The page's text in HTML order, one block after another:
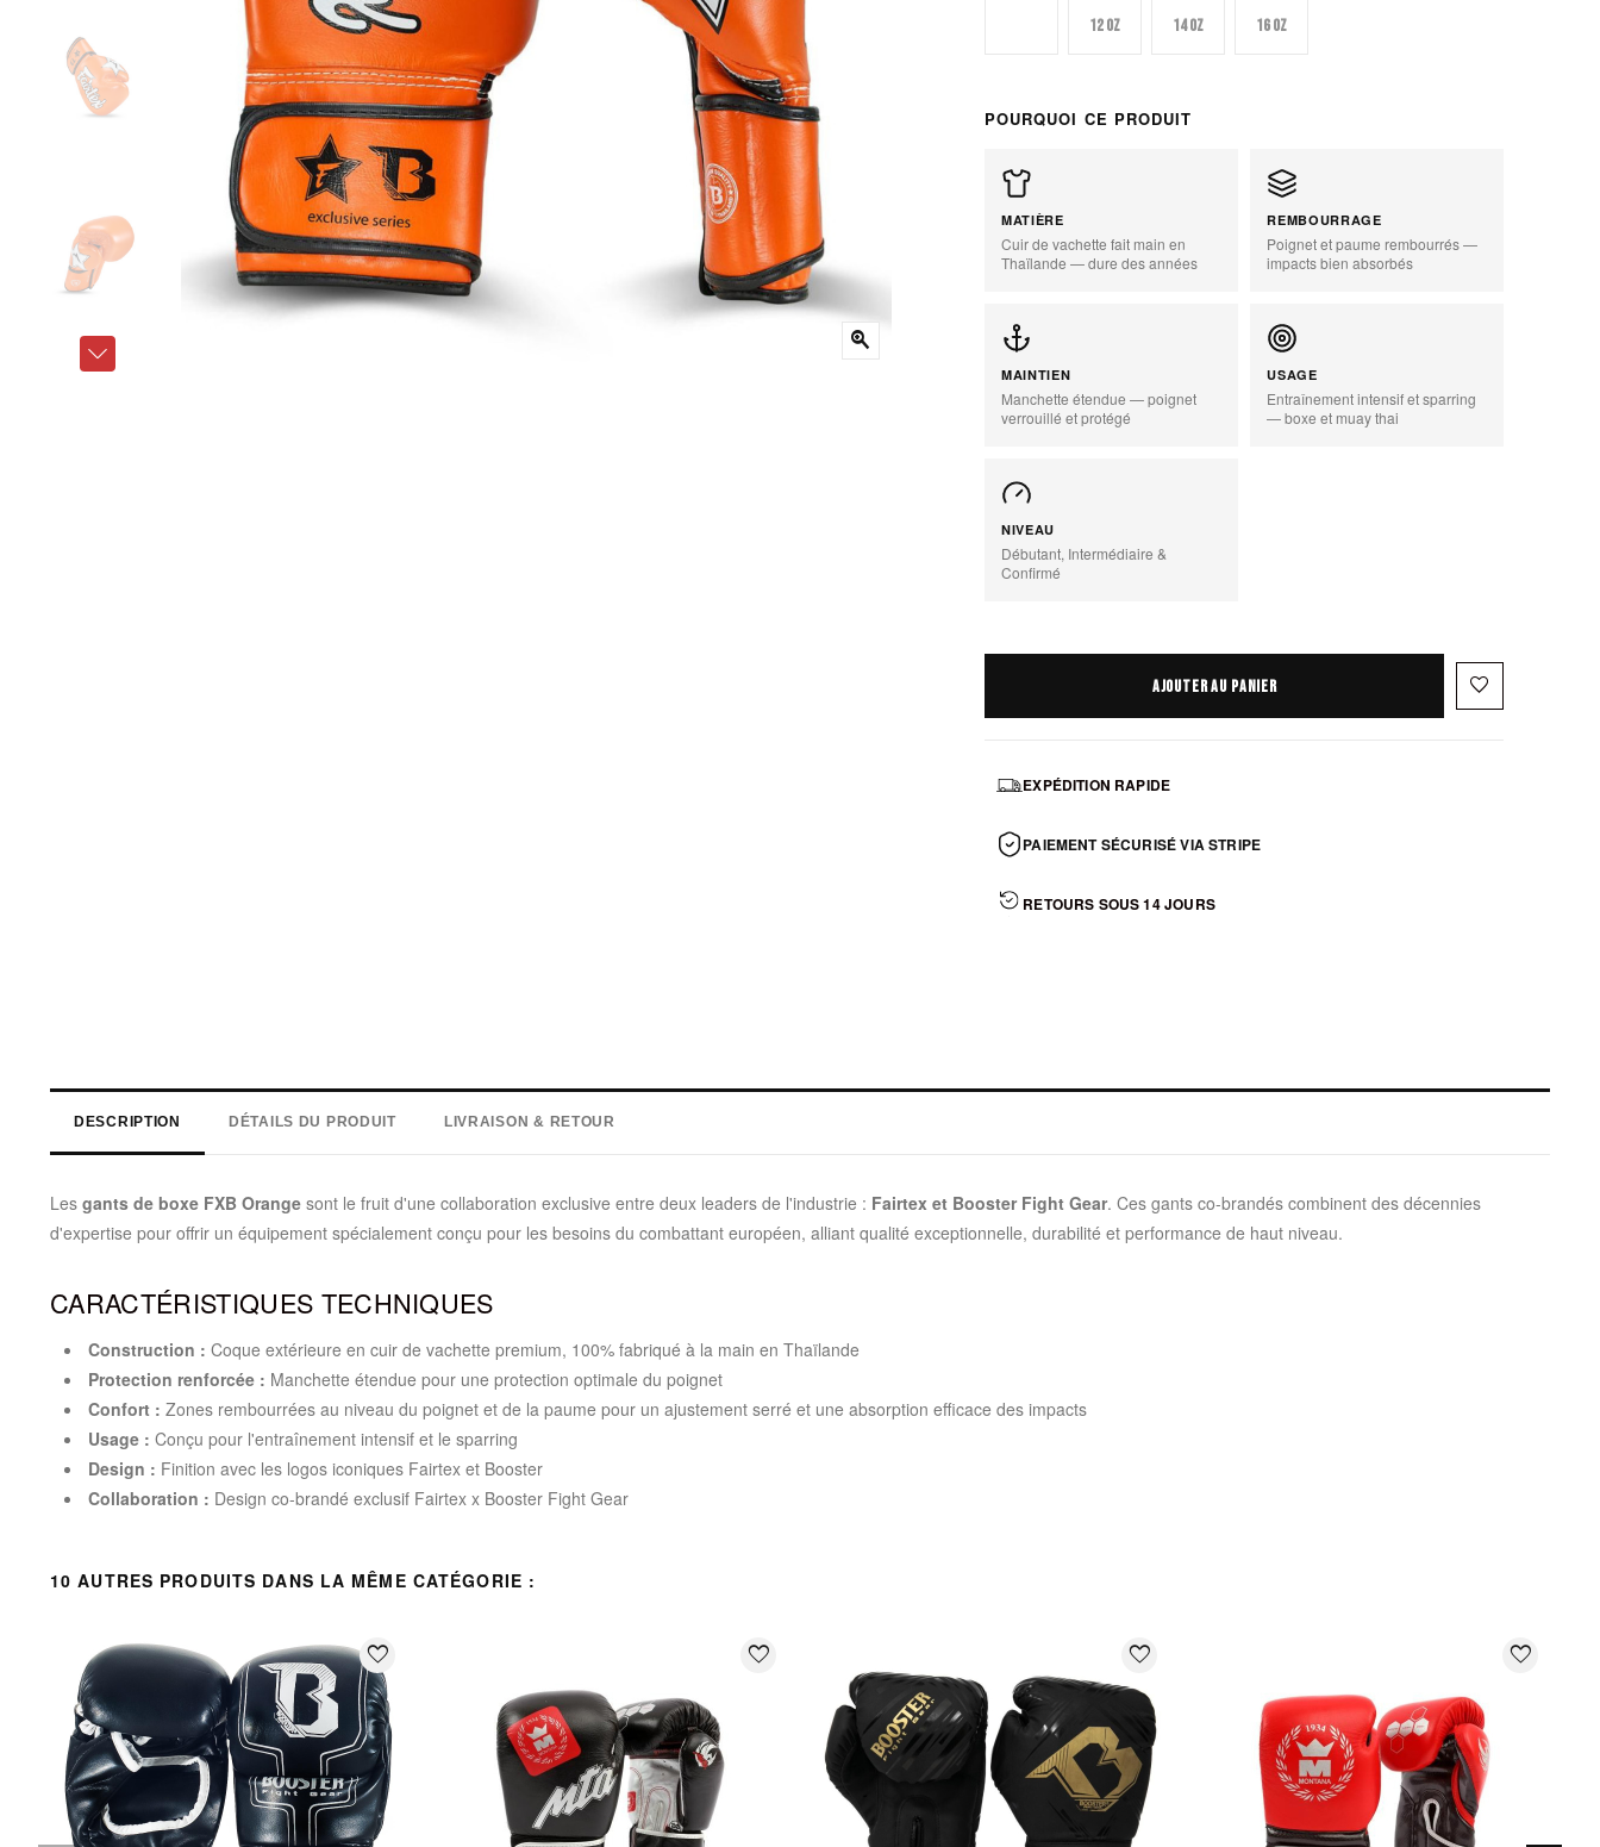
zoom_in
12 oz 14 oz 16 oz
POURQUOI CE PRODUIT
MATIÈRE
Cuir de vachette fait main en
Thaïlande — dure des années
REMBOURRAGE
Poignet et paume rembourrés —
impacts bien absorbés
MAINTIEN
Manchette étendue — poignet
verrouillé et protégé
USAGE
Entraînement intensif et sparring
— boxe et muay thai
NIVEAU
Débutant, Intermédiaire &
Confirmé
AJOUTER AU PANIER favorite_border
EXPÉDITION RAPIDE
PAIEMENT SÉCURISÉ VIA STRIPE
RETOURS SOUS 14 JOURS
DESCRIPTION DÉTAILS DU PRODUIT LIVRAISON & RETOUR
Les gants de boxe FXB Orange sont le fruit d'une collaboration exclusive entre deux leaders de l'industrie : Fairtex et Booster Fight Gear. Ces gants co-brandés combinent des décennies
d'expertise pour offrir un équipement spécialement conçu pour les besoins du combattant européen, alliant qualité exceptionnelle, durabilité et performance de haut niveau.
CARACTÉRISTIQUES TECHNIQUES
Construction : Coque extérieure en cuir de vachette premium, 100% fabriqué à la main en Thaïlande
Protection renforcée : Manchette étendue pour une protection optimale du poignet
Confort : Zones rembourrées au niveau du poignet et de la paume pour un ajustement serré et une absorption efficace des impacts
Usage : Conçu pour l'entraînement intensif et le sparring
Design : Finition avec les logos iconiques Fairtex et Booster
Collaboration : Design co-brandé exclusif Fairtex x Booster Fight Gear
10 AUTRES PRODUITS DANS LA MÊME CATÉGORIE :
favorite_border favorite_border favorite_border favorite_border